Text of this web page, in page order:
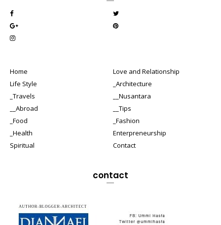
Home
Love and Relationship
Life Style
_Architecture
_Travels
__Nusantara
__Abroad
__Tips
_Food
_Fashion
_Health
Enterpreneurship
Spiritual
Contact
contact